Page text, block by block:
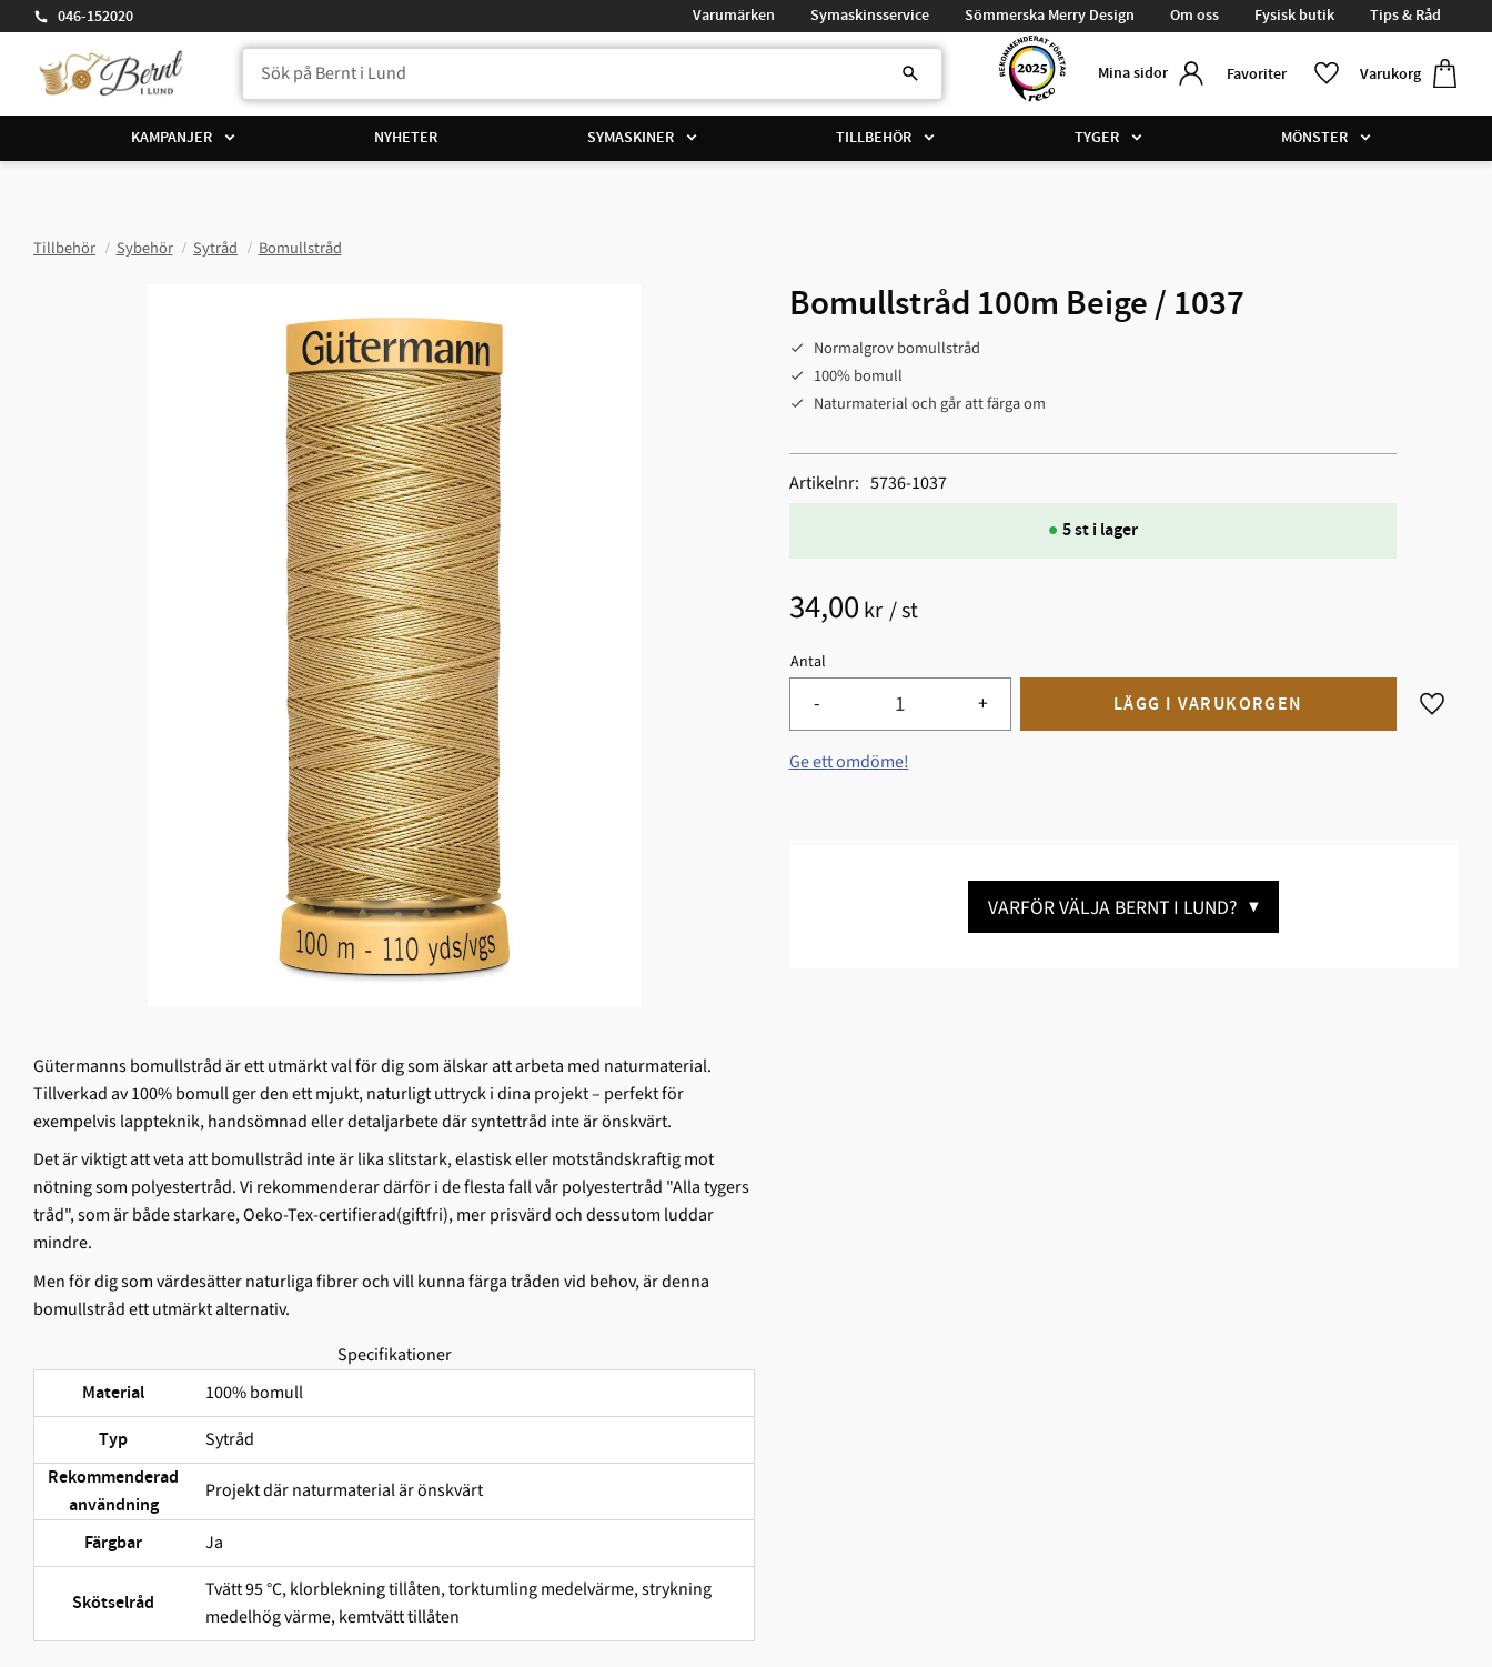
046-152020 Varumärken Symaskinsservice Sömmerska Merry Design Om oss Fysisk butik Tips & Råd
Mina sidor Favoriter Varukorg
Favoriter
KAMPANJER NYHETER SYMASKINER TILLBEHÖR TYGER MÖNSTER
Tillbehör Sybehör Sytråd Bomullstråd
Bomullstråd 100m Beige / 1037
Normalgrov bomullstråd
100% bomull
Naturmaterial och går att färga om
34,00 kr /st
Antal
+
- Lägg
5 st i lager
Artikelnr 5736-1037
Ge ett omdöme!
VARFÖR VÄLJA BERNT I LUND? ▼
Gütermanns bomullstråd är ett utmärkt val för dig som älskar att arbeta med naturmaterial.
Tillverkad av 100% bomull ger den ett mjukt, naturligt uttryck i dina projekt – perfekt för
exempelvis lappteknik, handsömnad eller detaljarbete där syntettråd inte är önskvärt.
Det är viktigt att veta att bomullstråd inte är lika slitstark, elastisk eller motståndskraftig mot
nötning som polyestertråd. Vi rekommenderar därför i de flesta fall vår polyestertråd "Alla tygers
tråd", som är både starkare, Oeko-Tex-certifierad(giftfri), mer prisvärd och dessutom luddar
mindre.
Men för dig som värdesätter naturliga fibrer och vill kunna färga tråden vid behov, är denna
bomullstråd ett utmärkt alternativ.
Specifikationer
Material 100% bomull
Typ Sytråd
Rekommenderad
användning
Projekt där naturmaterial är önskvärt
Färgbar Ja
Skötselråd
Tvätt 95 °C, klorblekning tillåten, torktumling medelvärme, strykning
medelhög värme, kemtvätt tillåten